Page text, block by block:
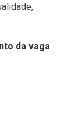
da vaga